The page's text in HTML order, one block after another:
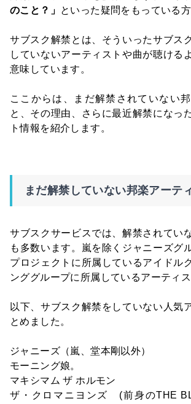
のこと？」 といった疑問をもっている
サブスク解禁とは、そういったサブス
していないアーティストや曲が聴ける
意味しています。
ここからは、まだ解禁されていない
と、その理由、さらに最近解禁になっ
ト情報を紹介します。
まだ解禁していない邦楽アーテ
サブスクサービスでは、解禁されてい
も多数います。嵐を除くジャニーズグ
プロジェクトに所属しているアイドル
ンググループに所属しているアーティス
以下、サブスク解禁をしていない人気
とめました。
ジャニーズ（嵐、堂本剛以外）
モーニング娘。
マキシマム ザ ホルモン
ザ・クロマニヨンズ (前身のTHE